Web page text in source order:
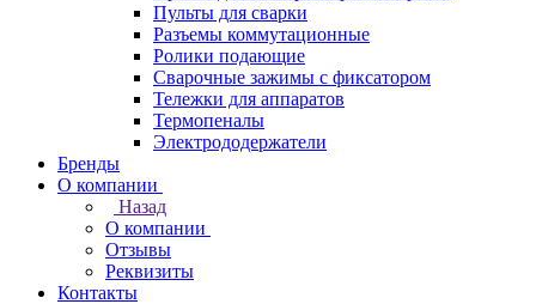
Пульты для сварки
Разъемы коммутационные
Ролики подающие
Сварочные зажимы с фиксатором
Тележки для аппаратов
Термопеналы
Электрододержатели
Бренды
О компании
Назад
О компании
Отзывы
Реквизиты
Контакты